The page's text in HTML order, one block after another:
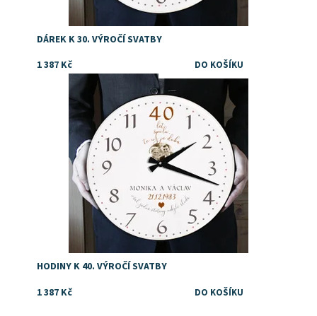
DÁREK K 30. VÝROČÍ SVATBY
1 387 Kč
Tip na dárek rodičům k rubínové svatbě
Dostupnost:
Skladem
Značka:
DejDar
HODINY K 40. VÝROČÍ SVATBY
1 387 Kč